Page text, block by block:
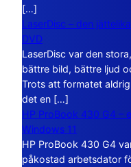
[…]
LaserDisc – den
DVD
LaserDisc var den
bättre bild, bättre ljud
Trots att formatet
det en […]
HP ProBook 430 G4 –
Windows 11
HP ProBook 430 G4
påkostad arbetsdator